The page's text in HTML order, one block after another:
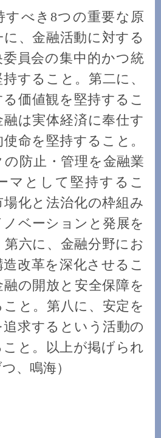
すべき8つの重要な原
、金融活動に対する
員会の集中的かつ統
すること。第二に、
価値観を堅持するこ
は実体経済に奉仕す
命を堅持すること。
防止・管理を金融業
マとして堅持するこ
化と法治化の枠組み
ベーションと発展を
六に、金融分野にお
改革を深化させるこ
の開放と安全保障を
と。第八に、安定を
求するという活動の
と。以上が掲げられ
、鳴海）